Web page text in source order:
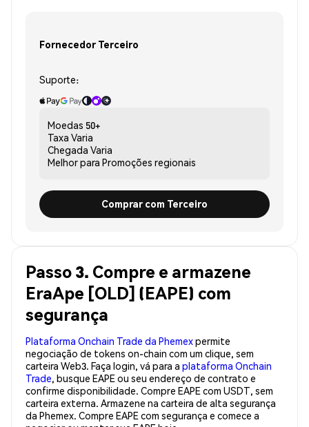
Fornecedor Terceiro
Suporte:
Moedas 50+
Taxa Varia
Chegada Varia
Melhor para Promoções regionais
Comprar com Terceiro
Passo 3. Compre e armazene
EraApe [OLD] (EAPE) com
segurança
Plataforma Onchain Trade da Phemexpermite
negociação de tokens on-chain com um clique, sem
carteira Web3. Faça login, vá para a plataforma Onchain
Trade, busque EAPE ou seu endereço de contrato e
confirme disponibilidade. Compre EAPE com USDT, sem
carteira externa. Armazene na carteira de alta segurança
da Phemex. Compre EAPE com segurança e comece a